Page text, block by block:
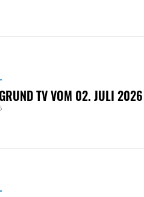
TV VOM 02. JULI 2026